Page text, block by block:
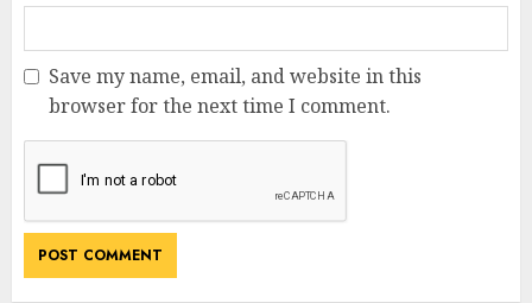
Save my name, email, and website in this
browser for the next time I comment.